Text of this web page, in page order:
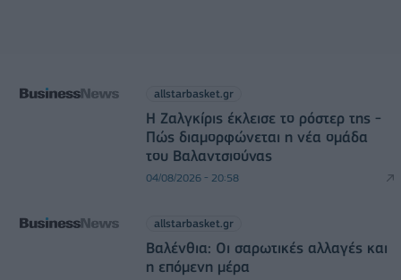
allstarbasket.gr
Η Ζαλγκίρις έκλεισε το ρόστερ της -
Πώς διαμορφώνεται η νέα ομάδα
του Βαλαντσιούνας
04/08/2026 - 20:58
allstarbasket.gr
Βαλένθια: Οι σαρωτικές αλλαγές και
η επόμενη μέρα